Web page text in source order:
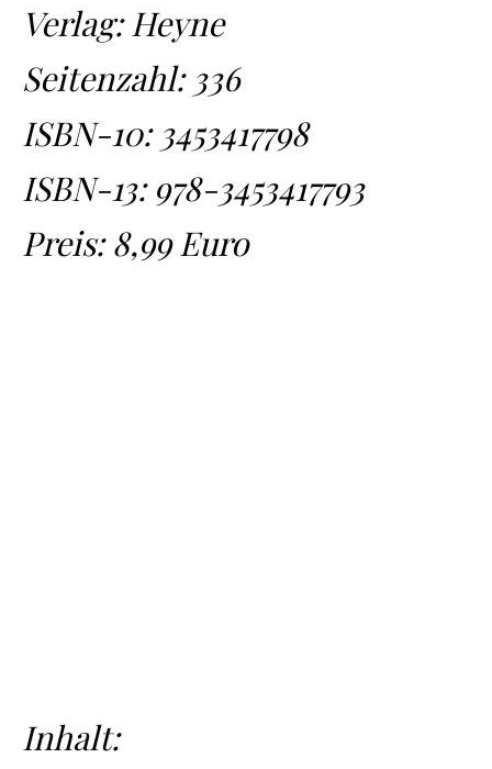
Verlag: Heyne
Seitenzahl: 336
ISBN-10: 3453417798
ISBN-13: 978-3453417793
Preis: 8,99 Euro
Inhalt: